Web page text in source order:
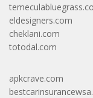
eldesigners.com
cheklani.com
totodal.com
apkcrave.com